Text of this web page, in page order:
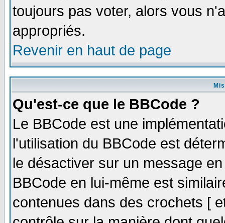
toujours pas voter, alors vous
appropriés.
Revenir en haut de page
Qu'est-ce que le BBCode ?
Le BBCode est une
l'utilisation du BBCode est
le désactiver sur un message
BBCode en lui-même est
contenues dans des crochets [